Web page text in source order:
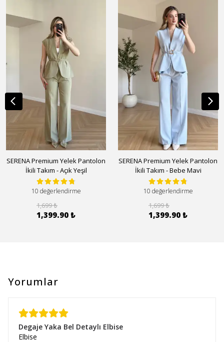
SERENA Premium Yelek Pantolon
İkili Takım - Açık Yeşil
10 değerlendirme
1,699 ₺
1,399.90 ₺
SERENA Premium Yelek Pantolon
İkili Takım - Bebe Mavi
10 değerlendirme
1,699 ₺
1,399.90 ₺
Yorumlar
Degaje Yaka Bel Detaylı Elbise
Elbise